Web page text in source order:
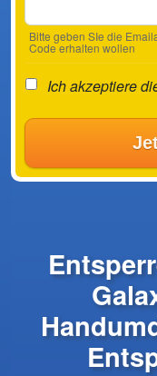
Bitte geben SIe die
Code erhalten wollen
Ich akzeptiere